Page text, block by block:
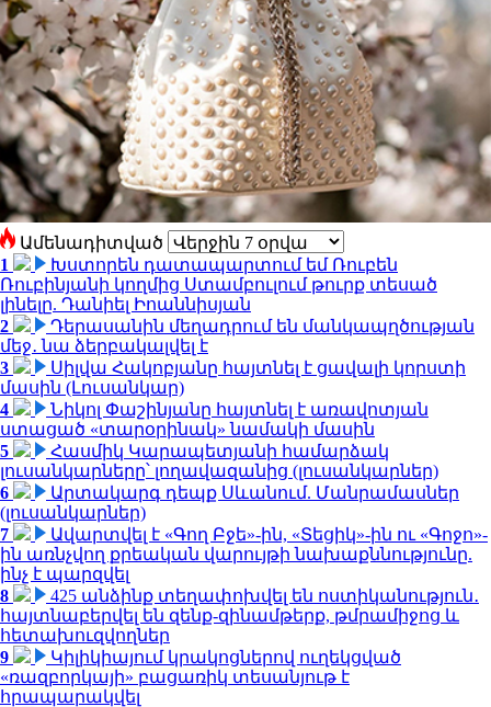
Ամենադիտված
1
Խստորեն դատապարտում եմ Ռուբեն
Ռուբինյանի կողմից Ստամբուլում թուրք տեսած
լինելը. Դանիել Իոաննիսյան
2
Դերասանին մեղադրում են մանկապղծության
մեջ․ նա ձերբակալվել է
3
Սիլվա Հակոբյանը հայտնել է ցավալի կորստի
մասին (Լուսանկար)
4
Նիկոլ Փաշինյանը հայտնել է առավոտյան
ստացած «տարօրինակ» նամակի մասին
5
Հասմիկ Կարապետյանի համարձակ
լուսանկարները՝ լողավազանից (լուսանկարներ)
6
Արտակարգ դեպք Սևանում. Մանրամասներ
(լուսանկարներ)
7
Ավարտվել է «Գող Բջե»-ին, «Տեցիկ»-ին ու «Գոջո»-
ին առնչվող քրեական վարույթի նախաքննությունը.
ինչ է պարզվել
8
425 անձինք տեղափոխվել են ոստիկանություն․
հայտնաբերվել են զենք-զինամթերք, թմրամիջոց և
հետախուզվողներ
9
Կիլիկիայում կրակոցներով ուղեկցված
«ռազբորկայի» բացառիկ տեսանյութ է
հրապարակվել